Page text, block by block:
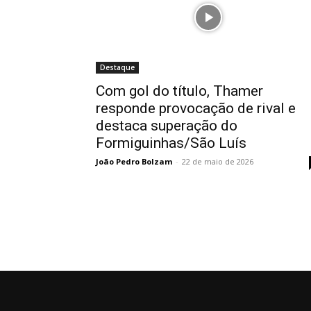
Destaque
Com gol do título, Thamer
responde provocação de rival e
destaca superação do
Formiguinhas/São Luís
João Pedro Bolzam - 22 de maio de 2026